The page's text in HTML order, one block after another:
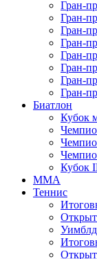
Гран-
Гран-
Гран-
Гран-
Гран-
Гран-
Гран-
Гран-
Биатлон
Кубок
Кубок
MMA
Теннис